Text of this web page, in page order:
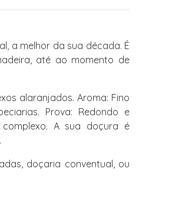
a melhor da sua década. É
até ao momento de
alaranjados. Aroma: Fino
Prova: Redondo e
A sua doçura é
doçaria conventual, ou